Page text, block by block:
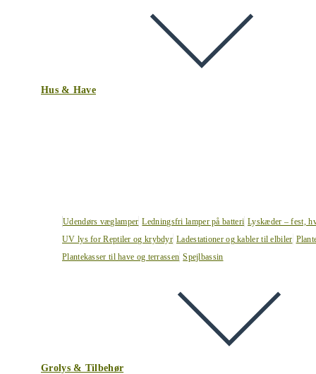
Hus & Have
Udendørs væglamper Ledningsfri lamper på batteri Lyskæder – fest,
UV lys for Reptiler og krybdyr Ladestationer og kabler til elbiler
Plantekasser til have og terrassen Spejlbassin
Grolys & Tilbehør